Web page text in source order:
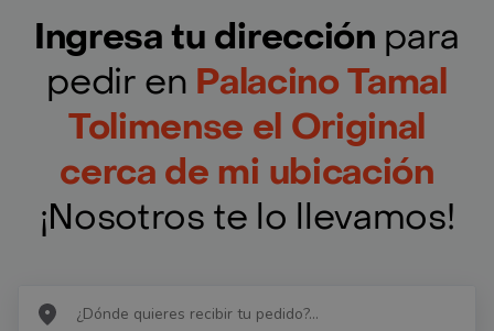
Ingresa tu dirección para
pedir en Palacino Tamal
Tolimense el Original
cerca de mi ubicación
¡Nosotros te lo llevamos!